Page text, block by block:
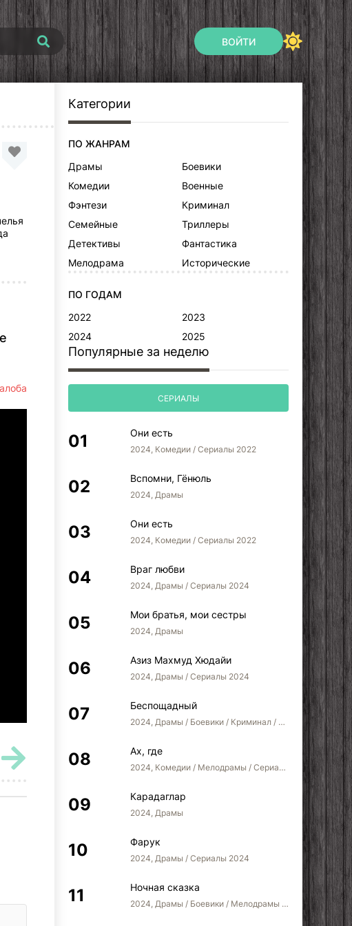
ВОЙТИ
Лунное затмение Кто
Категории
ПО ЖАНРАМ
Драмы
Боевики
Комедии
Военные
Фэнтези
Криминал
Семейные
Триллеры
Детективы
Фантастика
Мелодрама
Исторические
ПО ГОДАМ
2022
2023
2024
2025
Популярные за неделю
СЕРИАЛЫ
Они есть
2024, Комедии / Сериалы 2022
Вспомни, Гёнюль
2024, Драмы
Они есть
2024, Комедии / Сериалы 2022
Враг любви
2024, Драмы / Сериалы 2024
Мои братья, мои сестры
2024, Драмы
Азиз Махмуд Хюдайи
2024, Драмы / Сериалы 2024
Беспощадный
2024, Драмы / Боевики / Криминал / Сериалы 2024
Ах, где
2024, Комедии / Мелодрамы / Сериалы 2022
Карадаглар
2024, Драмы
Фарук
2024, Драмы / Сериалы 2024
Ночная сказка
2024, Драмы / Боевики / Мелодрамы / Сериалы 2024